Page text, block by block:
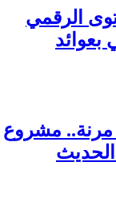
الرقمي
بعوائد
مشروع